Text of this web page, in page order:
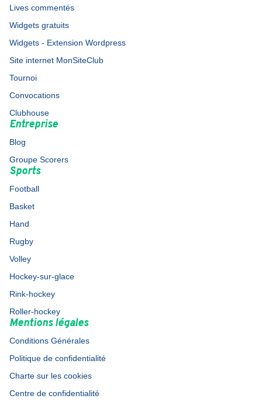
Lives commentés
Widgets gratuits
Widgets - Extension Wordpress
Site internet MonSiteClub
Tournoi
Convocations
Clubhouse
Entreprise
Blog
Groupe Scorers
Sports
Football
Basket
Hand
Rugby
Volley
Hockey-sur-glace
Rink-hockey
Roller-hockey
Mentions légales
Conditions Générales
Politique de confidentialité
Charte sur les cookies
Centre de confidentialité